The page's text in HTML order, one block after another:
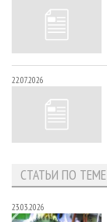
22.07.2026
СТАТЬИ ПО ТЕМЕ
23.03.2026